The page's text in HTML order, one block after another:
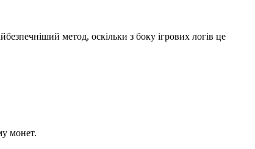
метод, оскільки з боку ігрових логів це
монет.